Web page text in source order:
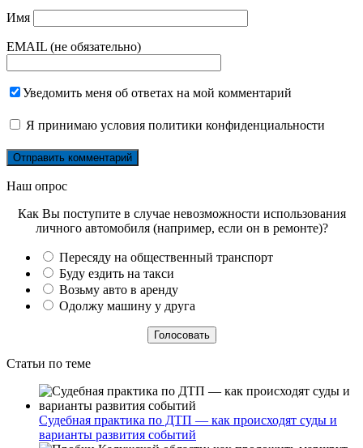
Имя
EMAIL (не обязательно)
Уведомить меня об ответах на мой комментарий
Я принимаю условия политики конфиденциальности
Наш опрос
Как Вы поступите в случае невозможности использования
личного автомобиля (например, если он в ремонте)?
Пересяду на общественный транспорт
Буду ездить на такси
Возьму авто в аренду
Одолжу машину у друга
Статьи по теме
Судебная практика по ДТП — как происходят суды и
варианты развития событий